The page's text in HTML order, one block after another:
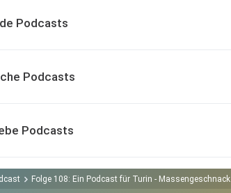
Podcasts
Podcasts
Podcasts
Folge 108: Ein Podcast für Turin - Massengeschnack